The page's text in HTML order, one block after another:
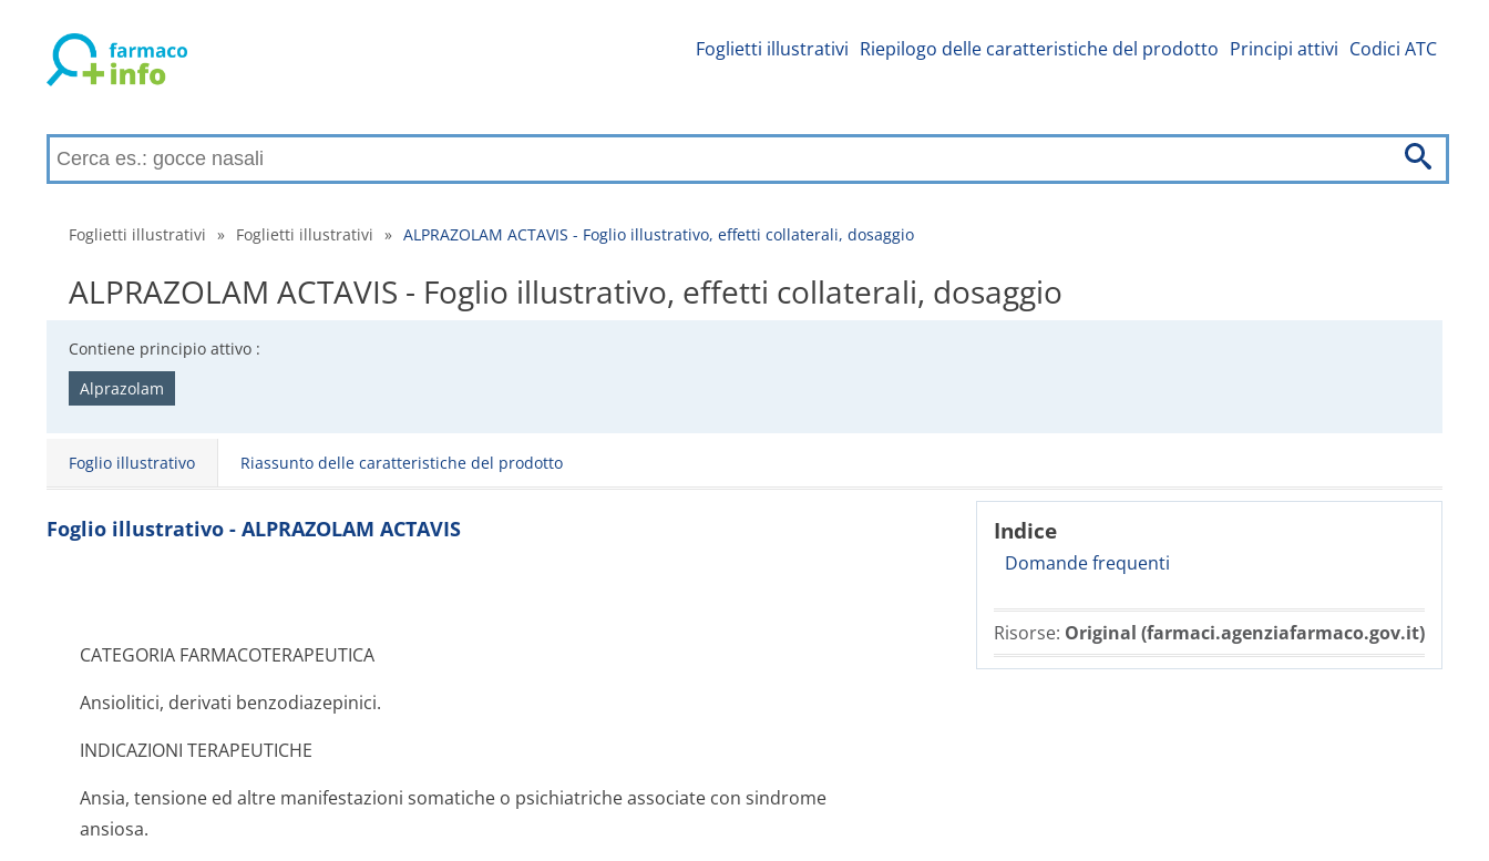
Foglietti illustrativi Riepilogo delle caratteristiche del prodotto Principi attivi Codici ATC
Foglietti illustrativi » Foglietti illustrativi » ALPRAZOLAM ACTAVIS - Foglio illustrativo, effetti collaterali, dosaggio
ALPRAZOLAM ACTAVIS - Foglio illustrativo, effetti collaterali, dosaggio
Contiene principio attivo :
Alprazolam
Foglio illustrativo Riassunto delle caratteristiche del prodotto
Indice
Domande frequenti
Risorse: Original (farmaci.agenziafarmaco.gov.it)
Foglio illustrativo - ALPRAZOLAM ACTAVIS
CATEGORIA FARMACOTERAPEUTICA
Ansiolitici, derivati benzodiazepinici.
INDICAZIONI TERAPEUTICHE
Ansia, tensione ed altre manifestazioni somatiche o psichiatriche associate con sindrome
ansiosa.